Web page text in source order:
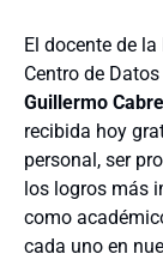
El docente de
Centro de
Guillermo
recibida hoy
personal, ser
los logros más
como
cada uno en